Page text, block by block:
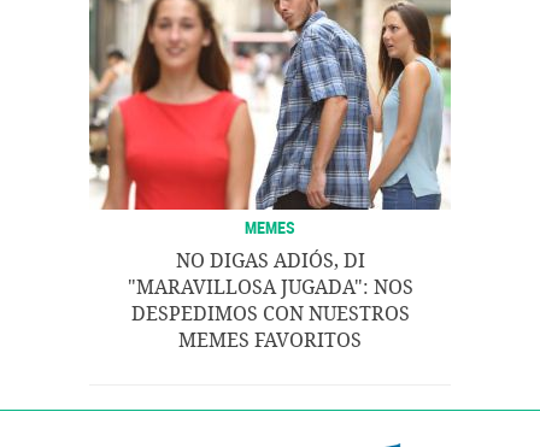
MEMES
NO DIGAS ADIÓS, DI
"MARAVILLOSA JUGADA": NOS
DESPEDIMOS CON NUESTROS
MEMES FAVORITOS